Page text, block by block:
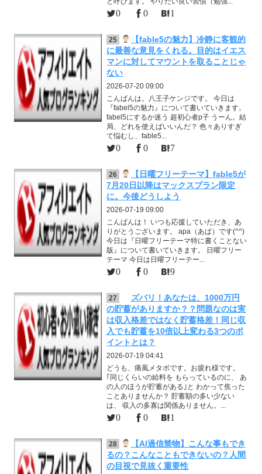
0 0 1
25
【fable5の魅力】冷静に客観的
に最善な意見をくれる。目的はイエス
マンに対してマウントを取ることじゃ
ない
2026-07-20 09:00
こんばんは。八王子ケンジです。 今日は
『fabel5の魅力』について書いていきます。
fabel5にするか迷う 超初心者p子 うーん。結
局、どれを使えばいいんだ？ 色々ありすぎ
て悩むし、fable5...
0 0 7
26
【日曜フリーテーマ】fable5が
7月20日以降はマックスプラン限定
に。今後どうしよう
2026-07-19 09:00
こんばんは！ いつも応援していただき、あ
りがとうございます。 apa（あぱ）です(^^)
今日は『日曜フリーテーマ特に書くことない
版』について書いていきます。 日曜フリー
テーマ 今日は日曜フリーテー...
0 0 9
27
ズバリ！あなたは、1000万円
の貯蓄がありますか？？問題なのは実
は収入格差ではなく貯蓄格差！同じ収
入でも貯蓄を10倍以上変わる3つのポ
イントとは？
2026-07-19 04:41
どうも、痛風メタボです。お疲れ様です。
｢同じくらいの給料を もらっているのに、 あ
の人のほうが貯蓄がある｣と わかって焦った
ことありませんか？ 貯蓄額の多い少ない
は、 収入の多寡は関係ありません。...
0 0 1
28
【AI過信禁物】こんな事もでき
るの？こんなこともできないの？人間
の目視で見抜く重要性